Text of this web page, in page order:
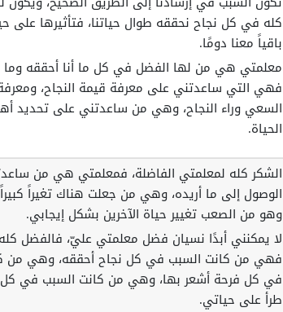
كله في كل نجاح نحققه طوال حياتنا، فتأثيرها على
باقياً معنا دومًا.
معلمتي هي من لها الفضل في كل ما أنا أحققه وما
فهي التي ساعدتني على معرفة قيمة النجاح،
السعي وراء النجاح، وهي من ساعدتني على تحديد
الحياة.
الشكر كله لمعلمتي الفاضلة، فمعلمتي هي من
الوصول إلى ما أريده، وهي من جعلت هناك تغيراً
وهو من الصعب تغيير حياة الآخرين بشكل إيجابي.
لا يمكنني أبدًا نسيان فضل معلمتي عليّ، فالفضل كله
فهي من كانت السبب في كل نجاح أحققه، وهي من
في كل فرحة أشعر بها، وهي من كانت السبب في كل
طرأ على حياتي.